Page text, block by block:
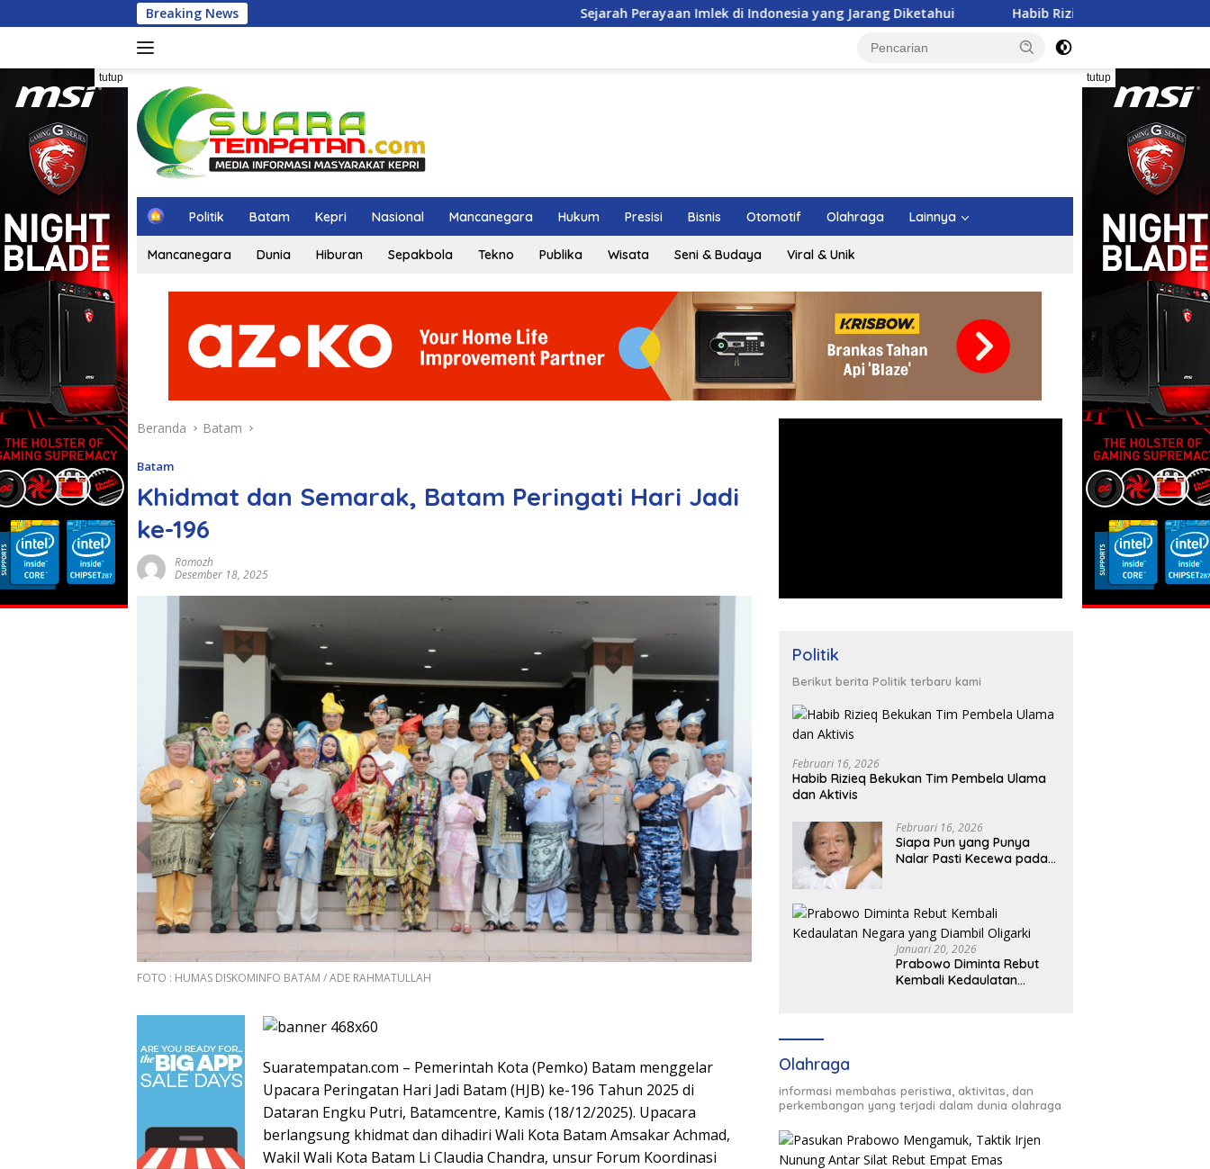
ke
Breaking News Sejarah Perayaan Imlek di Indonesia yang Jarang Diketahui Habib Rizieq Bekukan Tim Pembela Ulama
tutup tutup
H
e
Politik Batam Kepri Nasional Mancanegara Hukum Presisi Bisnis Otomotif Olahraga Lainnya
Mancanegara Dunia Hiburan Sepakbola Tekno Publika Wisata Seni & Budaya Viral & Unik
Beranda Batam
Batam
Khidmat dan Semarak, Batam Peringati Hari Jadi
ke-196
Romozh
Desember 18, 2025
FOTO : HUMAS DISKOMINFO BATAM / ADE RAHMATULLAH
Suaratempatan.com – Pemerintah Kota (Pemko) Batam menggelar
Upacara Peringatan Hari Jadi Batam (HJB) ke-196 Tahun 2025 di
Dataran Engku Putri, Batamcentre, Kamis (18/12/2025). Upacara
berlangsung khidmat dan dihadiri Wali Kota Batam Amsakar Achmad,
Wakil Wali Kota Batam Li Claudia Chandra, unsur Forum Koordinasi
Politik
Berikut berita Politik terbaru kami
Februari 16, 2026
Habib Rizieq Bekukan Tim Pembela Ulama
dan Aktivis
Februari 16, 2026
Siapa Pun yang Punya
Nalar Pasti Kecewa pada
Januari 20, 2026
Prabowo Diminta Rebut
Kembali Kedaulatan
Olahraga
informasi membahas peristiwa, aktivitas, dan
perkembangan yang terjadi dalam dunia olahraga